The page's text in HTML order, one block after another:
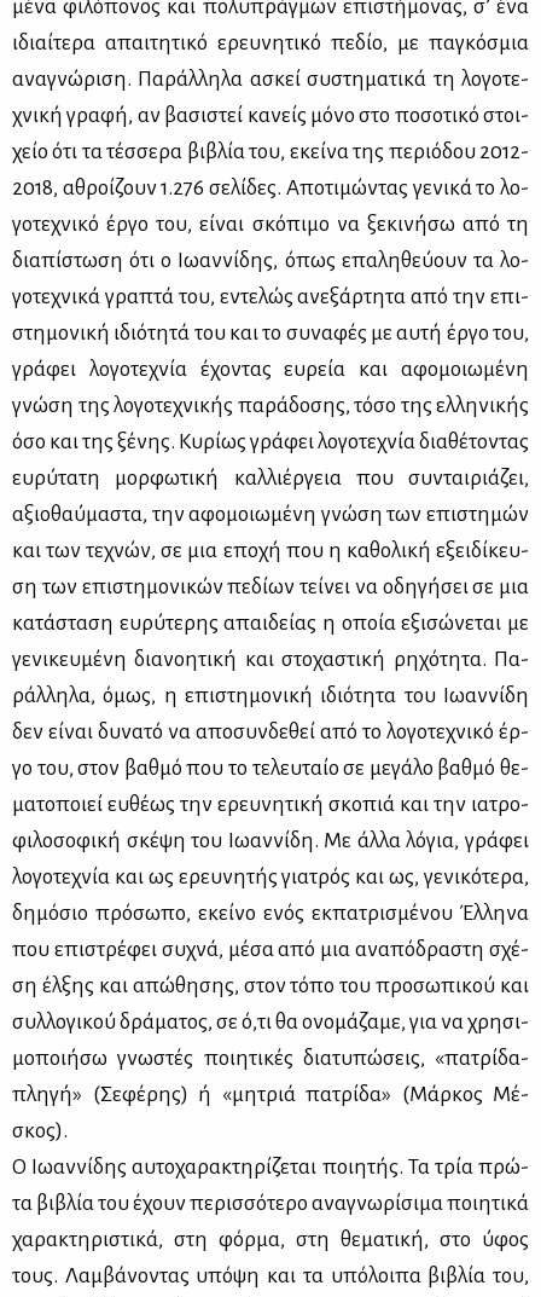
μέ­να φι­λό­πο­νος και πο­λυ­πράγ­μων επι­στή­μο­νας, σ’ ένα
ιδιαί­τε­ρα απαι­τη­τι­κό ερευ­νη­τι­κό πε­δίο, με πα­γκό­σμια
ανα­γνώ­ρι­ση. Πα­ράλ­λη­λα ασκεί συ­στη­μα­τι­κά τη λο­γο­τε­
χνι­κή γρα­φή, αν βα­σι­στεί κα­νείς μό­νο στο πο­σο­τι­κό στοι­
χείο ότι τα τέσ­σε­ρα βι­βλία του, εκεί­να της πε­ριό­δου 2012-
2018, αθροί­ζουν 1.276 σε­λί­δες. Απο­τι­μώ­ντας γε­νι­κά το λο­
γο­τε­χνι­κό έρ­γο του, εί­ναι σκό­πι­μο να ξε­κι­νή­σω από τη
δια­πί­στω­ση ότι ο Ιω­αν­νί­δης, όπως επα­λη­θεύ­ουν τα λο­
γο­τε­χνι­κά γρα­πτά του, εντε­λώς ανε­ξάρ­τη­τα από την επι­
στη­μο­νι­κή ιδιό­τη­τά του και το συ­να­φές με αυ­τή έρ­γο του,
γρά­φει λο­γο­τε­χνία έχο­ντας ευ­ρεία και αφο­μοιω­μέ­νη
γνώ­ση της λο­γο­τε­χνι­κής πα­ρά­δο­σης, τό­σο της ελ­λη­νι­κής
όσο και της ξέ­νης. Κυ­ρί­ως γρά­φει λο­γο­τε­χνία δια­θέ­το­ντας
ευ­ρύ­τα­τη μορ­φω­τι­κή καλ­λιέρ­γεια που συ­νται­ριά­ζει,
αξιο­θαύ­μα­στα, την αφο­μοιω­μέ­νη γνώ­ση των επι­στη­μών
και των τε­χνών, σε μια επο­χή που η κα­θο­λι­κή εξει­δί­κευ­
ση των επι­στη­μο­νι­κών πε­δί­ων τεί­νει να οδη­γή­σει σε μια
κα­τά­στα­ση ευ­ρύ­τε­ρης απαι­δεί­ας η οποία εξι­σώ­νε­ται με
γε­νι­κευ­μέ­νη δια­νοη­τι­κή και στο­χα­στι­κή ρη­χό­τη­τα. Πα­
ράλ­λη­λα, όμως, η επι­στη­μο­νι­κή ιδιό­τη­τα του Ιω­αν­νί­δη
δεν εί­ναι δυ­να­τό να απο­συν­δε­θεί από το λο­γο­τε­χνι­κό έρ­
γο του, στον βαθ­μό που το τε­λευ­ταίο σε με­γά­λο βαθ­μό θε­
μα­το­ποιεί ευ­θέ­ως την ερευ­νη­τι­κή σκο­πιά και την ια­τρο­
φι­λο­σο­φι­κή σκέ­ψη του Ιω­αν­νί­δη. Με άλ­λα λό­για, γρά­φει
λο­γο­τε­χνία και ως ερευ­νη­τής για­τρός και ως, γε­νι­κό­τε­ρα,
δη­μό­σιο πρό­σω­πο, εκεί­νο ενός εκ­πα­τρι­σμέ­νου Έλ­λη­να
που επι­στρέ­φει συ­χνά, μέ­σα από μια ανα­πό­δρα­στη σχέ­
ση έλ­ξης και απώ­θη­σης, στον τό­πο του προ­σω­πι­κού και
συλ­λο­γι­κού δρά­μα­τος, σε ό,τι θα ονο­μά­ζα­με, για να χρη­σι­
μο­ποι­ή­σω γνω­στές ποι­η­τι­κές δια­τυ­πώ­σεις, «πα­τρί­δα-
πλη­γή» (Σε­φέ­ρης) ή «μη­τριά πα­τρί­δα» (Μάρ­κος Μέ­
σκος).
Ο Ιω­αν­νί­δης αυ­το­χα­ρα­κτη­ρί­ζε­ται ποι­η­τής. Τα τρία πρώ­
τα βι­βλία του έχουν πε­ρισ­σό­τε­ρο ανα­γνω­ρί­σι­μα ποι­η­τι­κά
χα­ρα­κτη­ρι­στι­κά, στη φόρ­μα, στη θε­μα­τι­κή, στο ύφος
τους. Λαμ­βά­νο­ντας υπό­ψη και τα υπό­λοι­πα βι­βλία του,